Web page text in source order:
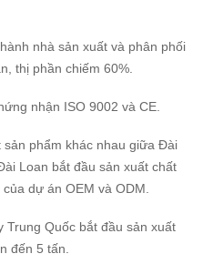
nhà sản xuất và phân phối
thị phần chiếm 60%.
nhận ISO 9002 và CE.
sản phẩm khác nhau giữa Đài
Loan bắt đầu sản xuất chất
dự án OEM và ODM.
Trung Quốc bắt đầu sản xuất
đến 5 tấn.